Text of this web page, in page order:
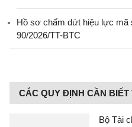
Hồ sơ chấm dứt hiệu lực mã
90/2026/TT-BTC
CÁC QUY ĐỊNH CẦN BIẾT
Bộ Tài